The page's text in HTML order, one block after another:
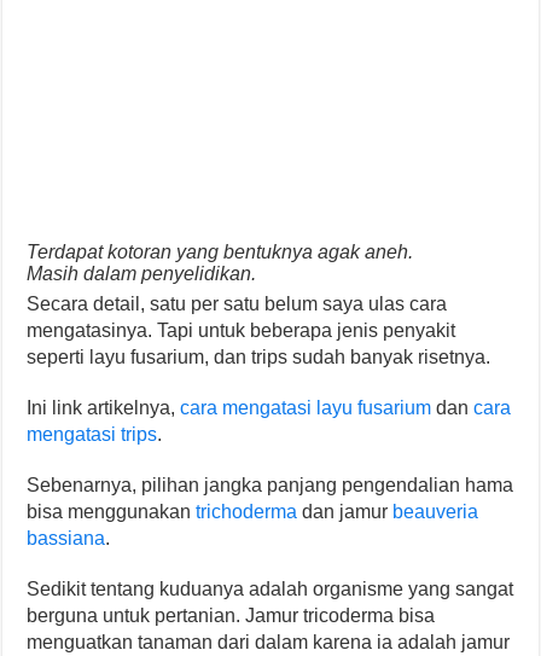
Terdapat kotoran yang bentuknya agak aneh.
Masih dalam penyelidikan.
Secara detail, satu per satu belum saya ulas cara
mengatasinya. Tapi untuk beberapa jenis penyakit
seperti layu fusarium, dan trips sudah banyak risetnya.
Ini link artikelnya,cara mengatasi layu fusarium dancara
mengatasi trips.
Sebenarnya, pilihan jangka panjang pengendalian hama
bisa menggunakantrichoderma dan jamur beauveria
bassiana.
Sedikit tentang kuduanya adalah organisme yang sangat
berguna untuk pertanian. Jamur tricoderma bisa
menguatkan tanaman dari dalam karena ia adalah jamur